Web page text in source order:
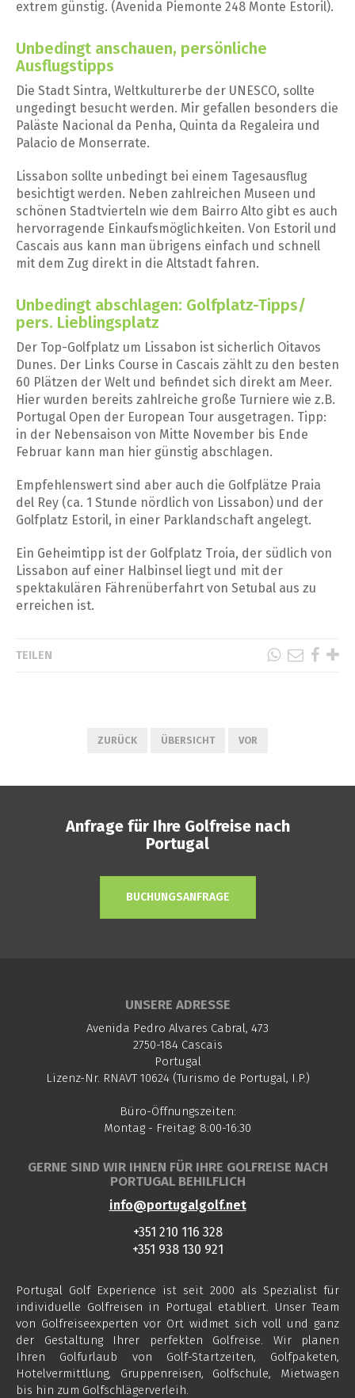
extrem günstig. (Avenida Piemonte 248 Monte Estoril).
Unbedingt anschauen, persönliche
Ausflugstipps
Die Stadt Sintra, Weltkulturerbe der UNESCO, sollte
ungedingt besucht werden. Mir gefallen besonders die
Paläste Nacional da Penha, Quinta da Regaleira und
Palacio de Monserrate.
Lissabon sollte unbedingt bei einem Tagesausflug
besichtigt werden. Neben zahlreichen Museen und
schönen Stadtvierteln wie dem Bairro Alto gibt es auch
hervorragende Einkaufsmöglichkeiten. Von Estoril und
Cascais aus kann man übrigens einfach und schnell
mit dem Zug direkt in die Altstadt fahren.
Unbedingt abschlagen: Golfplatz-Tipps/
pers. Lieblingsplatz
Der Top-Golfplatz um Lissabon ist sicherlich Oitavos
Dunes. Der Links Course in Cascais zählt zu den besten
60 Plätzen der Welt und befindet sich direkt am Meer.
Hier wurden bereits zahlreiche große Turniere wie z.B.
Portugal Open der European Tour ausgetragen. Tipp:
in der Nebensaison von Mitte November bis Ende
Februar kann man hier günstig abschlagen.
Empfehlenswert sind aber auch die Golfplätze Praia
del Rey (ca. 1 Stunde nördlich von Lissabon) und der
Golfplatz Estoril, in einer Parklandschaft angelegt.
Ein Geheimtipp ist der Golfplatz Troia, der südlich von
Lissabon auf einer Halbinsel liegt und mit der
spektakulären Fährenüberfahrt von Setubal aus zu
erreichen ist.
TEILEN
ZURÜCK ÜBERSICHT VOR
Anfrage für Ihre Golfreise nach
Portugal
BUCHUNGSANFRAGE
UNSERE ADRESSE
Avenida Pedro Alvares Cabral, 473
2750-184 Cascais
Portugal
Lizenz-Nr. RNAVT 10624 (Turismo de Portugal, I.P.)
Büro-Öffnungszeiten:
Montag - Freitag: 8:00-16:30
GERNE SIND WIR IHNEN FÜR IHRE GOLFREISE NACH
PORTUGAL BEHILFLICH
info@portugalgolf.net
+351 210 116 328
+351 938 130 921
Portugal Golf Experience ist seit 2000 als Spezialist für
individuelle Golfreisen in Portugal etabliert. Unser Team
von Golfreiseexperten vor Ort widmet sich voll und ganz
der Gestaltung Ihrer perfekten Golfreise. Wir planen
Ihren Golfurlaub von Golf-Startzeiten, Golfpaketen,
Hotelvermittlung, Gruppenreisen, Golfschule, Mietwagen
bis hin zum Golfschlägerverleih.